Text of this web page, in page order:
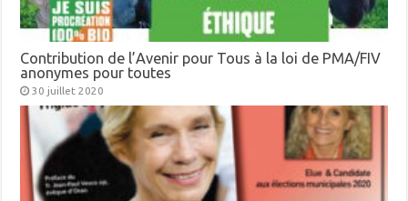
Contribution de l’Avenir pour Tous à la loi de PMA/FIV
anonymes pour toutes
30 juillet 2020